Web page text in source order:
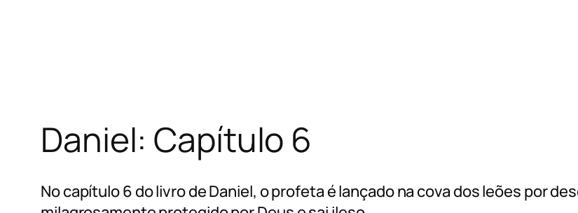
conteúdoDaniel: Capítulo 6
No capítulo 6 do livro de Daniel, o profeta é lançado na cova dos leões por